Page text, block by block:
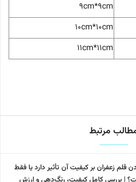
9cm*9cm
10cm*10cm
11cm*11cm
مرتبط
قلم زعفران بر کیفیت آن تأثیر دارد یا فقط